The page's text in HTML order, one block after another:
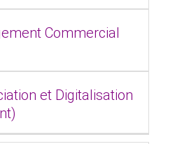
Commercial
et Digitalisation